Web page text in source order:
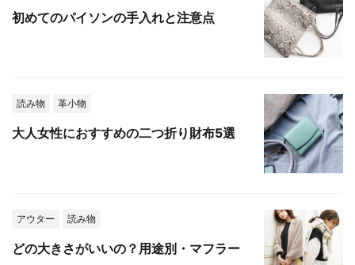
初めてのパイソンの手入れと注意点
読み物 革小物
大人女性におすすめの二つ折り財布5選
アウター 読み物
どの大きさがいいの？用途別・マフラー